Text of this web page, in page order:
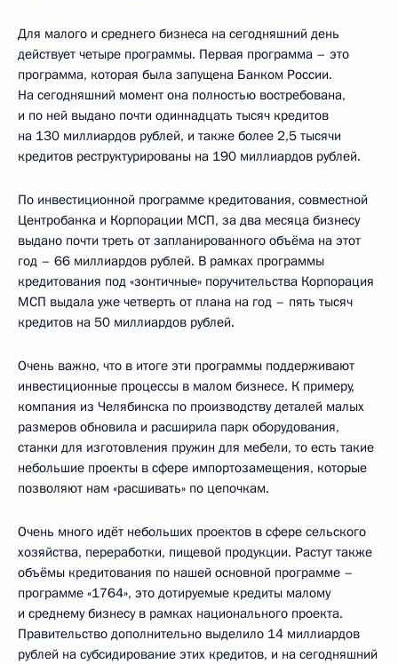
Для малого и среднего бизнеса на сегодняшний день
действует четыре программы. Первая программа – это
программа, которая была запущена Банком России.
На сегодняшний момент она полностью востребована,
и по ней выдано почти одиннадцать тысяч кредитов
на 130 миллиардов рублей, и также более 2,5 тысячи
кредитов реструктурированы на 190 миллиардов рублей.
По инвестиционной программе кредитования, совместной
Центробанка и Корпорации МСП, за два месяца бизнесу
выдано почти треть от запланированного объёма на этот
год – 66 миллиардов рублей. В рамках программы
кредитования под «зонтичные» поручительства Корпорация
МСП выдала уже четверть от плана на год – пять тысяч
кредитов на 50 миллиардов рублей.
Очень важно, что в итоге эти программы поддерживают
инвестиционные процессы в малом бизнесе. К примеру,
компания из Челябинска по производству деталей малых
размеров обновила и расширила парк оборудования,
станки для изготовления пружин для мебели, то есть такие
небольшие проекты в сфере импортозамещения, которые
позволяют нам «расшивать» по цепочкам.
Очень много идёт небольших проектов в сфере сельского
хозяйства, переработки, пищевой продукции. Растут также
объёмы кредитования по нашей основной программе –
программе «1764», это дотируемые кредиты малому
и среднему бизнесу в рамках национального проекта.
Правительство дополнительно выделило 14 миллиардов
рублей на субсидирование этих кредитов, и на сегодняшний